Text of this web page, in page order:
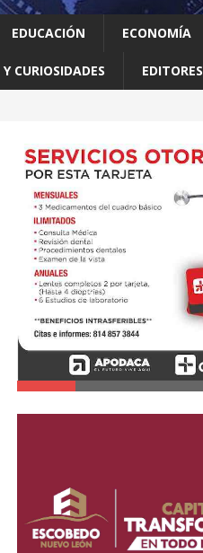
EDUCACIÓN ECONOMÍA
CURIOSIDADES EDITORES